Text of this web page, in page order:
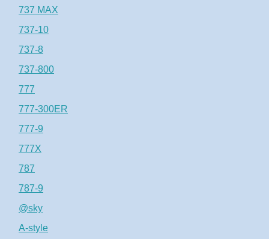
737 MAX
737-10
737-8
737-800
777
777-300ER
777-9
777X
787
787-9
@sky
A-style